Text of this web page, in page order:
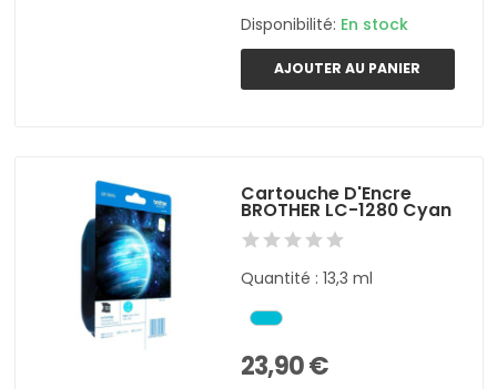
Disponibilité: En stock
AJOUTER AU PANIER
Cartouche D'Encre
BROTHER LC-1280 Cyan
Quantité : 13,3 ml
23,90 €